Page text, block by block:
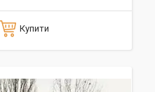
Купити